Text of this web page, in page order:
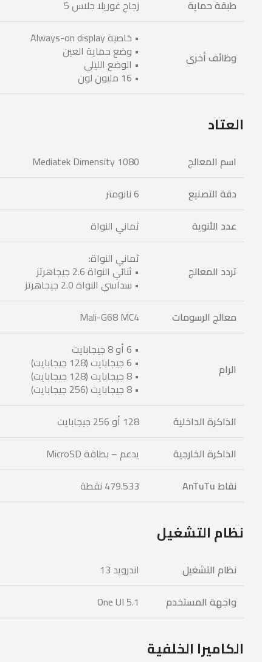
طبقة حماية
زجاج غوريلا جلاس 5
وظائف أخرى
• خاصية Always-on display
• وضع حماية العين
• الوضع الليلي
• 16 مليون لون
العتاد
اسم المعالج
Mediatek Dimensity 1080
دقة التصنيع
6 نانومتر
عدد الأنوية
ثماني النواة
تردد المعالج
ثماني النواة:
• ثنائي النواة 2.6 جيجاهرتز
• سداسي النواة 2.0 جيجاهرتز
معالج الرسومات
Mali-G68 MC4
الرام
• 6 أو 8 جيجابايت
• 6 جيجابايت (128 جيجابايت)
• 8 جيجابايت (128 جيجابايت)
• 8 جيجابايت (256 جيجابايت)
الذاكرة الداخلية
128 أو 256 جيجابايت
الذاكرة الخارجية
يدعم – بطاقة MicroSD
نقاط
479.533 نقطة
نظام التشغيل
نظام التشغيل
اندرويد 13
واجهة المستخدم
One UI 5.1
الكاميرا الخلفية